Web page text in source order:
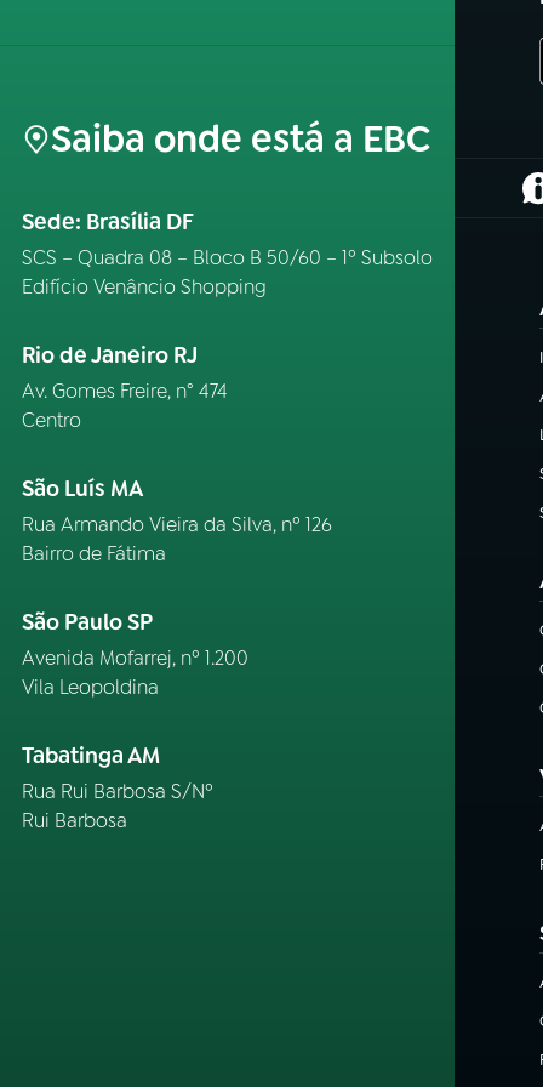
Saiba onde está a EBC
Sede: Brasília DF
SCS – Quadra 08 – Bloco B 50/60 – 1º Subsolo
Edifício Venâncio Shopping
Rio de Janeiro RJ
Av. Gomes Freire, n° 474
Centro
São Luís MA
Rua Armando Vieira da Silva, nº 126
Bairro de Fátima
São Paulo SP
Avenida Mofarrej, nº 1.200
Vila Leopoldina
Tabatinga AM
Rua Rui Barbosa S/Nº
Rui Barbosa